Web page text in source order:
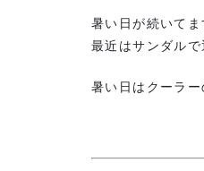
暑い日が続いてま
最近はサンダル
暑い日はクーラ